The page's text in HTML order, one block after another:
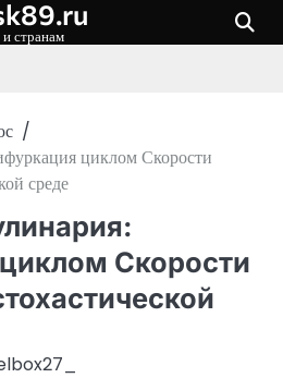
странам
циклом Скорости
среде
Скорости